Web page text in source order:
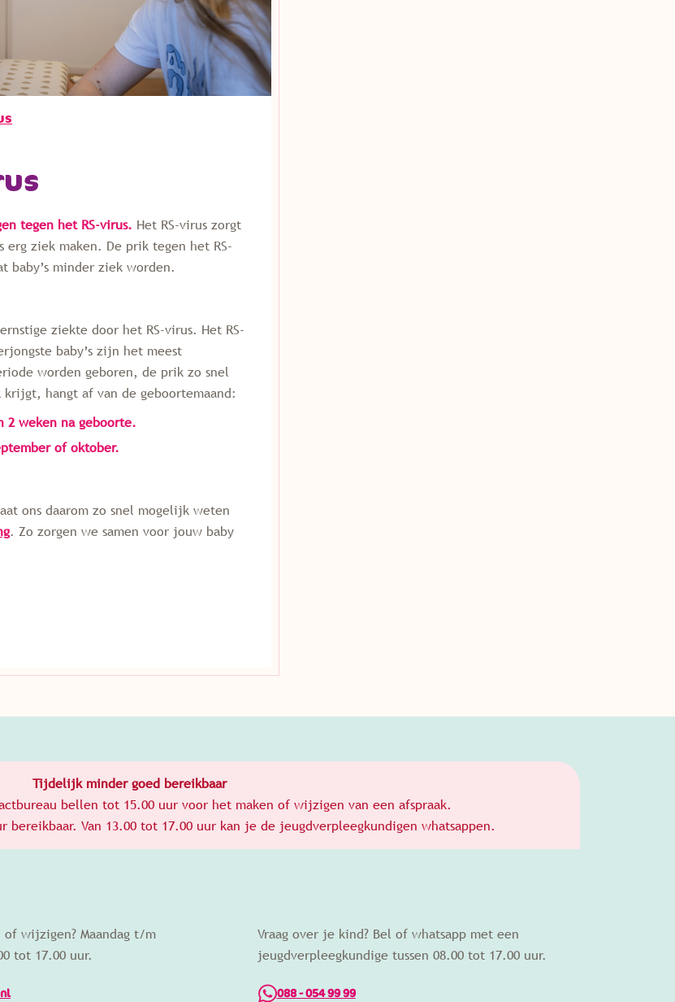
tegen het RS-virus. Het RS-virus zorgt
ziek maken. De prik tegen het RS-
baby’s minder ziek worden.
ziekte door het RS-virus. Het RS-
baby’s zijn het meest
worden geboren, de prik zo snel
hangt af van de geboortemaand:
2 weken na geboorte.
of oktober.
ons daarom zo snel mogelijk weten
. Zo zorgen we samen voor jouw baby
Tijdelijk minder goed bereikbaar
bellen tot 15.00 uur voor het maken of wijzigen van een afspraak.
bereikbaar. Van 13.00 tot 17.00 uur kan je de jeugdverpleegkundigen whatsappen.
of wijzigen? Maandag t/m
tot 17.00 uur.
Vraag over je kind? Bel of whatsapp met een
jeugdverpleegkundige tussen 08.00 tot 17.00 uur.
088 - 054 99 99